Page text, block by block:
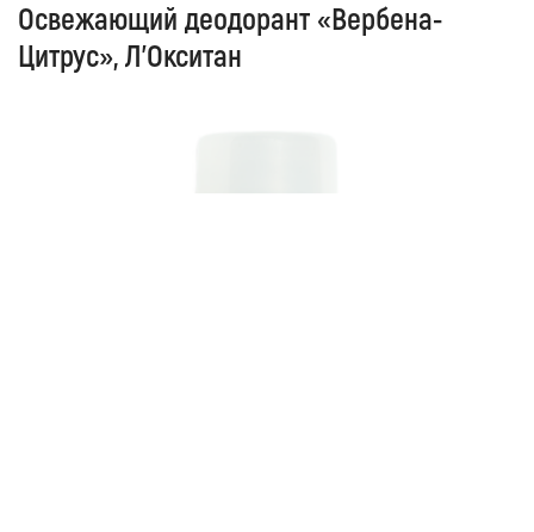
Освежающий деодорант «Вербена-
Цитрус», Л’Окситан